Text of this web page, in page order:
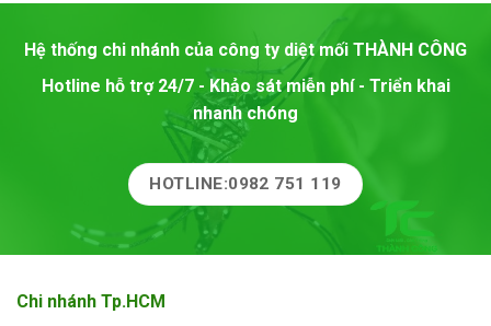
Hệ thống chi nhánh của công ty diệt mối THÀNH CÔNG
Hotline hỗ trợ 24/7 - Khảo sát miễn phí - Triển khai
nhanh chóng
HOTLINE:0982 751 119
Chi nhánh Tp.HCM